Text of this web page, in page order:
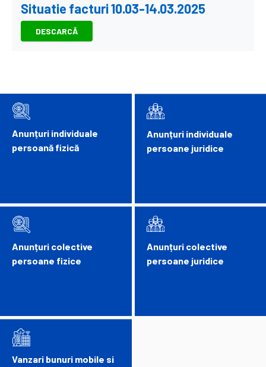
Situatie facturi 10.03-14.03.2025
DESCARCĂ
Anunțuri individuale
persoană fizică
Anunțuri colective
persoane fizice
Vanzari bunuri mobile si
Anunțuri individuale
persoane juridice
Anunțuri colective
persoane juridice